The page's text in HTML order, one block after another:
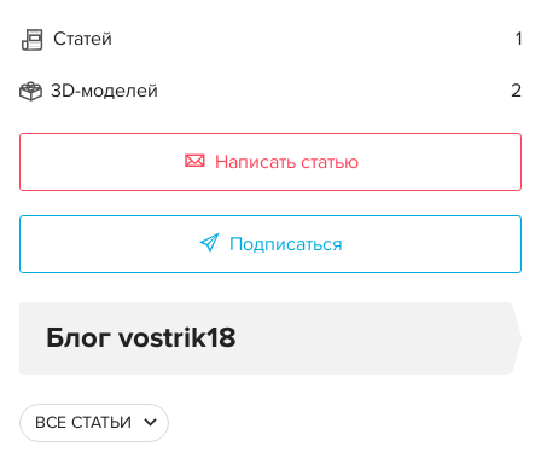
Статей 1
3D-моделей 2
Написать статью
Подписаться
Блог vostrik18
ВСЕ СТАТЬИ